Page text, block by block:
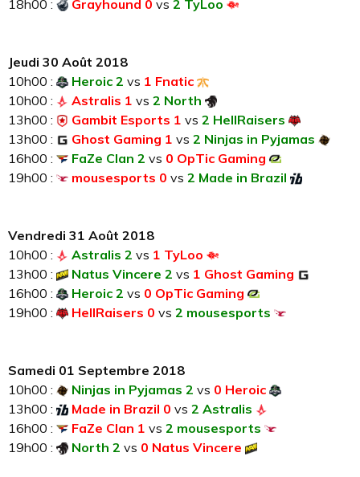
18h00 : Grayhound 0 vs 2 TyLoo
Jeudi 30 Août 2018
10h00 :
Heroic 2 vs 1 Fnatic
10h00 :
Astralis 1 vs 2 North
13h00 :
Gambit Esports 1 vs 2 HellRaisers
13h00 :
Ghost Gaming 1 vs 2 Ninjas in Pyjamas
16h00 :
FaZe Clan 2 vs 0 OpTic Gaming
19h00 :
mousesports 0 vs 2 Made in Brazil
Vendredi 31 Août 2018
10h00 :
Astralis 2 vs 1 TyLoo
13h00 :
Natus Vincere 2 vs 1 Ghost Gaming
16h00 :
Heroic 2 vs 0 OpTic Gaming
19h00 :
HellRaisers 0 vs 2 mousesports
Samedi 01 Septembre 2018
10h00 :
Ninjas in Pyjamas 2 vs 0 Heroic
13h00 :
Made in Brazil 0 vs 2 Astralis
16h00 :
FaZe Clan 1 vs 2 mousesports
19h00 :
North 2 vs 0 Natus Vincere